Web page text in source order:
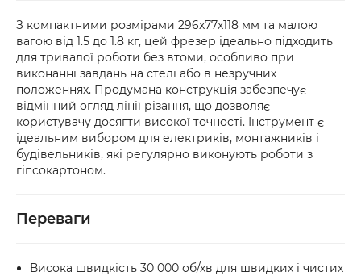
З компактними розмірами 296х77х118 мм та малою
вагою від 1.5 до 1.8 кг, цей фрезер ідеально підходить
для тривалої роботи без втоми, особливо при
виконанні завдань на стелі або в незручних
положеннях. Продумана конструкція забезпечує
відмінний огляд лінії різання, що дозволяє
користувачу досягти високої точності. Інструмент є
ідеальним вибором для електриків, монтажників і
будівельників, які регулярно виконують роботи з
гіпсокартоном.
Переваги
Висока швидкість 30 000 об/хв для швидких і чистих